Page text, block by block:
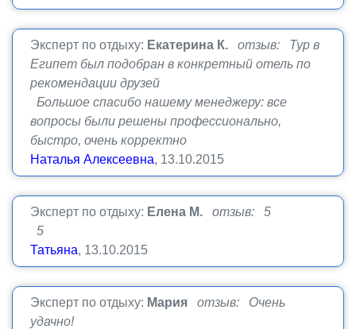
Эксперт по отдыху: Екатерина К.
отзыв: Тур в
Египет был подобран в конкретный отель по
рекомендации друзей
Большое спасибо нашему менеджеру: все
вопросы были решены профессионально,
быстро, очень корректно
Наталья Алексеевна, 13.10.2015
Эксперт по отдыху: Елена М.
отзыв: 5
5
Татьяна, 13.10.2015
Эксперт по отдыху: Мария
отзыв: Очень
удачно!